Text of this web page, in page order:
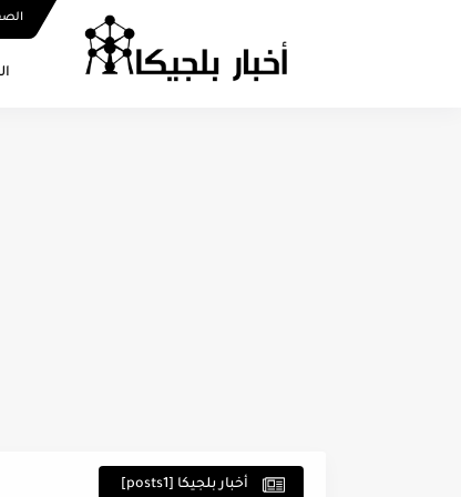
أخبار بلجيكا [posts1]